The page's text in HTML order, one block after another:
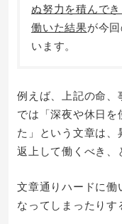
ぬ努力を積んで
働いた結果が今
います。
例えば、上記の命、
では「深夜や休日
た」という文章は
返上して働くべき、
文章通りハードに働
なってしまったりす